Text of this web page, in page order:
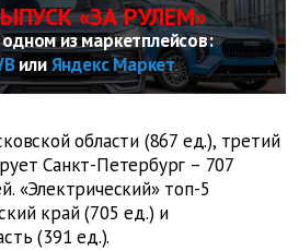
«ЗА РУЛЕМ»
из маркетплейсов:
илиЯндекс Маркет
области (867 ед.), третий
Санкт-Петербург – 707
«Электрический» топ-5
край (705 ед.) и
(391 ед.).